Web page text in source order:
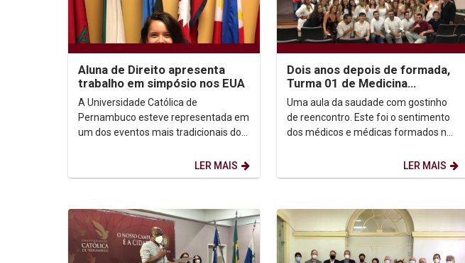
Aluna de Direito apresenta
trabalho em simpósio nos EUA
A Universidade Católica de
Pernambuco esteve representada em
um dos eventos mais tradicionais dos
discutir educação pública e...LER MAIS
Dois anos depois de formada,
Turma 01 de Medicina
promove formatura presencial
Uma aula da saudade com gostinho
de reencontro. Este foi o sentimento
dos médicos e médicas formados na
Católica de Pernambuco....LER MAIS